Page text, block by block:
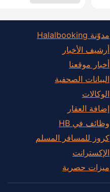
مدوّنة Halalbooking
أرشيف الأخبار
أخبار موقعنا
البيانات الصحفية
الوكالات
إضافة العقار
وظائف في HB
كروز للمسافر المسلم
الإكسترانت
ميزات حصرية